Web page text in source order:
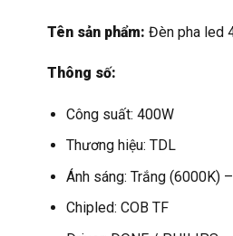
Tên sản phẩm: Đèn pha led
Thông số:
Công suất: 400W
Thương hiệu: TDL
Ánh sáng: Trắng (6000K)
Chipled: COB TF